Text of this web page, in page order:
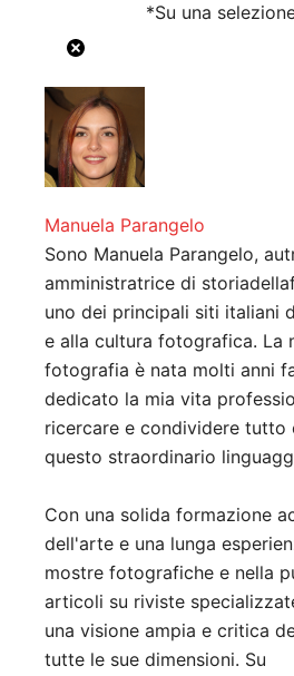
*Su una
Manuela Parangelo
Sono Manuela Parangelo,
amministratrice di
uno dei principali siti italiani
e alla cultura fotografica. La
fotografia è nata molti anni
dedicato la mia vita
ricercare e condividere tutto
questo straordinario
Con una solida formazione
dell'arte e una lunga
mostre fotografiche e nella
articoli su riviste
una visione ampia e critica
tutte le sue dimensioni. Su